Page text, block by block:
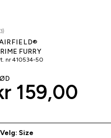
FURRY
nr 410534-50
159,00
Velg: Size